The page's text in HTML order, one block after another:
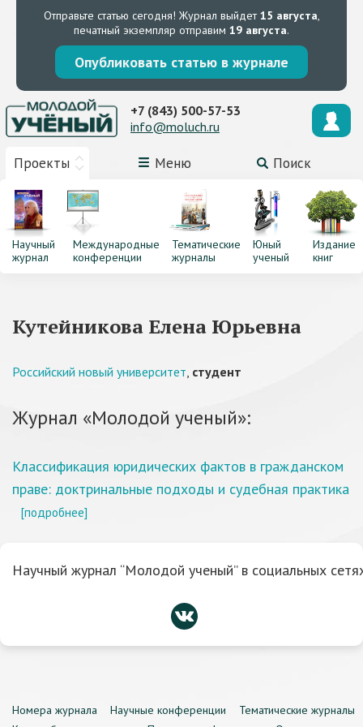
Отправьте статью сегодня! Журнал выйдет15 августа,
печатный экземпляр отправим 19 августа.
Опубликовать статью в журнале
Проекты Меню Поиск
+7 (843) 500-57-53
info@moluch.ru
Научный
журнал
Международные
конференции
Тематические
журналы
Юный
ученый
Издание
книг
Кутейникова Елена Юрьевна
Российский новый университет, студент
Журнал «Молодой ученый»:
Классификация юридических фактов в гражданском
праве: доктринальные подходы и судебная практика
[подробнее]
Научный журнал “Молодой ученый” в социальных
Номера журнала Научные конференции
Тематические журналы